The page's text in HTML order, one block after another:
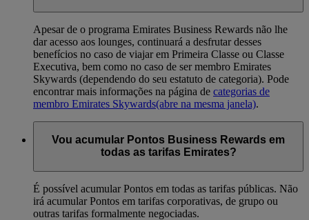
Apesar de o programa Emirates Business Rewards não lhe
dar acesso aos lounges, continuará a desfrutar desses
benefícios no caso de viajar em Primeira Classe ou Classe
Executiva, bem como no caso de ser membro Emirates
Skywards (dependendo do seu estatuto de categoria). Pode
encontrar mais informações na página de categorias de
membro Emirates Skywards(abre na mesma janela).
Vou acumular Pontos Business Rewards em
todas as tarifas Emirates?
É possível acumular Pontos em todas as tarifas públicas. Não
irá acumular Pontos em tarifas corporativas, de grupo ou
outras tarifas formalmente negociadas.